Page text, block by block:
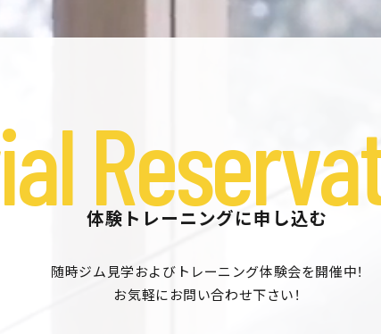
体験トレーニングに申し込む
随時ジム見学およびトレーニング体験会を開催中！
お気軽にお問い合わせ下さい！